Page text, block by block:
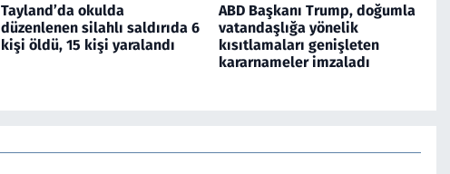
Tayland’da okulda
düzenlenen silahlı saldırıda 6
kişi öldü, 15 kişi yaralandı
ABD Başkanı Trump, doğumla
vatandaşlığa yönelik
kısıtlamaları genişleten
kararnameler imzaladı